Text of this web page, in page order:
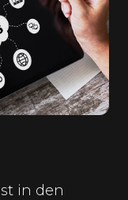
in den